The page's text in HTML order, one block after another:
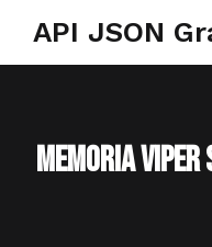
API JSON
MEMORIA